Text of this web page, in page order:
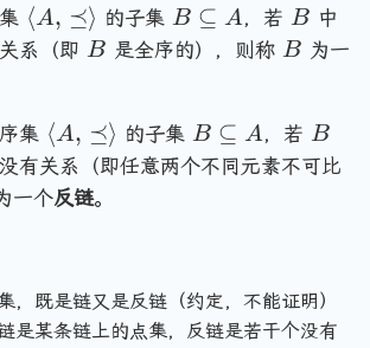
\
l
g
le
A
e
⟨A, ⪯⟩ 的子集 B
\
b
s
A
B ⊆ A，若B
B 中
系（即 B
B 是全序的），则称B
B 为一
集 \
l
a
A
,
⟨A, ⪯⟩ 的子集 B
\
e
t
B ⊆ A，若B
B
有关系（即任意两个不同元素不可比
一个反链。
，既是链又是反链（约定，不能证明）
是某条链上的点集，反链是若干个没有